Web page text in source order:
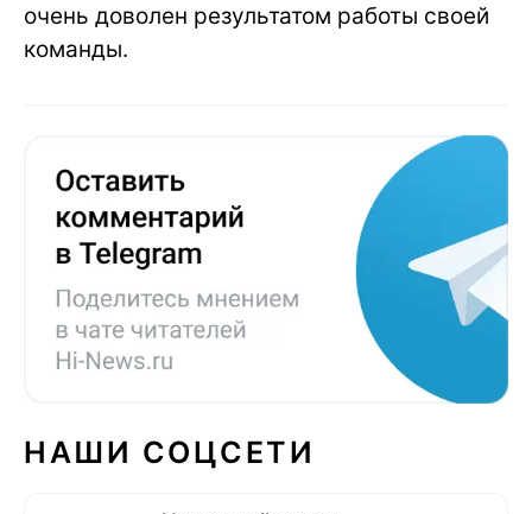
очень доволен результатом работы своей
команды.
НАШИ СОЦСЕТИ